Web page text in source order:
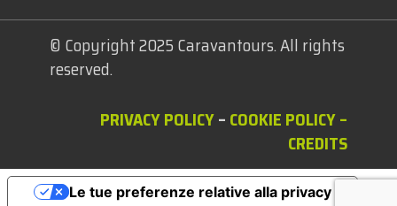
© Copyright 2025 Caravantours. All rights
reserved.
PRIVACY POLICY– COOKIE POLICY–
CREDITS
Le tue preferenze relative alla privacy